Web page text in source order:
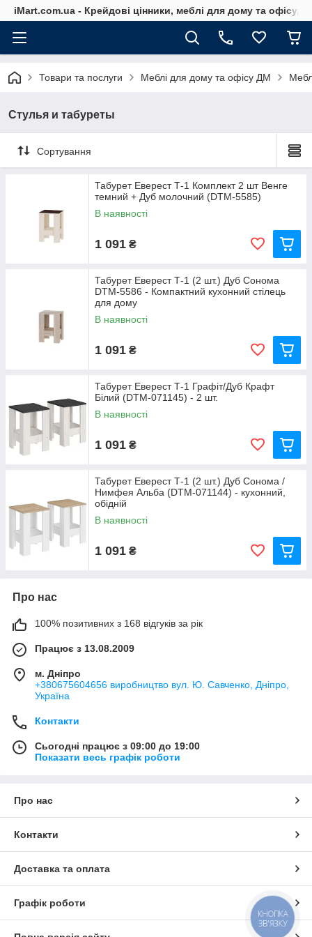
iMart.com.ua - Крейдові цінники, меблі для дому та офісу,
Товари та послуги Меблі для дому та офісу ДМ
Стулья и табуреты
Сортування
Табурет Еверест Т-1 Комплект 2 шт Венге
темний + Дуб молочний (DTM-5585)
В наявності
1 091 ₴
Табурет Еверест Т-1 (2 шт.) Дуб Сонома
DTM-5586 - Компактний кухонний стілець
для дому
В наявності
1 091 ₴
Табурет Еверест Т-1 Графіт/Дуб Крафт
Білий (DTM-071145) - 2 шт.
В наявності
1 091 ₴
Табурет Еверест Т-1 (2 шт.) Дуб Сонома /
Нимфея Альба (DTM-071144) - кухонний,
обідній
В наявності
1 091 ₴
Про нас
100% позитивних з 168 відгуків за рік
Працює з 13.08.2009
м. Дніпро
+380675604656 виробництво вул. Ю. Савченко, Дніпро,
Україна
Контакти
Сьогодні працює з 09:00 до 19:00
Показати весь графік роботи
Про нас
Контакти
Доставка та оплата
Графік роботи
КНОПКА
ЗВ'ЯЗКУ